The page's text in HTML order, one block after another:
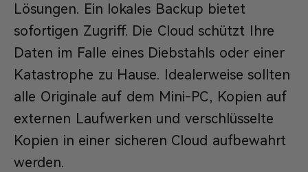
Lösungen. Ein lokales Backup bietet
sofortigen Zugriff. Die Cloud schützt Ihre
Daten im Falle eines Diebstahls oder einer
Katastrophe zu Hause. Idealerweise sollten
alle Originale auf dem Mini-PC, Kopien auf
externen Laufwerken und verschlüsselte
Kopien in einer sicheren Cloud aufbewahrt
werden.